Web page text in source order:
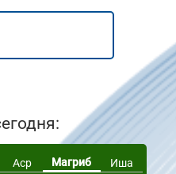
Аср Магриб
Иша